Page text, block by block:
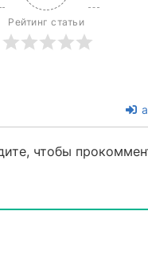
Рейтинг статьи
чтобы